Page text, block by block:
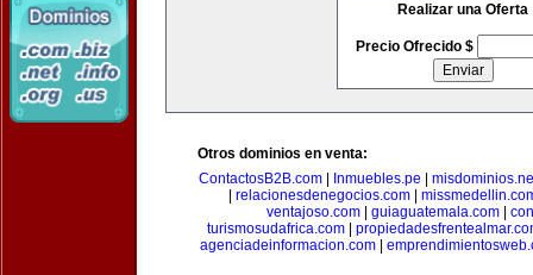
Realizar una Oferta
Precio Ofrecido $
Otros dominios en venta:
ContactosB2B.com
Inmuebles.pe
relacionesdenegocios.com|
ventajoso.com
guiaguatemala.com
turismosudafrica.com
agenciadeinformacion.com|